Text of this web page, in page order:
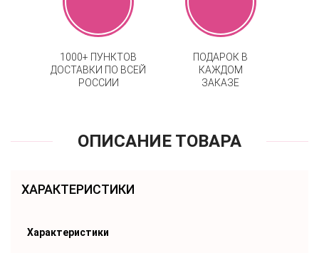
1000+ ПУНКТОВ
ДОСТАВКИ ПО ВСЕЙ
РОССИИ
ПОДАРОК В
КАЖДОМ
ЗАКАЗЕ
ОПИСАНИЕ ТОВАРА
ХАРАКТЕРИСТИКИ
Характеристики